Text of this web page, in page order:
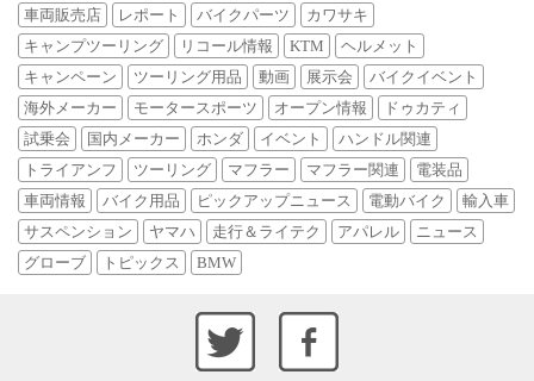
車両販売店
レポート バイクパーツ
カワサキ
キャンプツーリング
リコール情報 KTM
ヘルメット
キャンペーン
ツーリング用品 動画 展示会
バイクイベント
海外メーカー
モータースポーツ オープン情報
ドゥカティ
試乗会
国内メーカー ホンダ イベント
ハンドル関連
トライアンフ
ツーリング マフラー マフラー関連
電装品
車両情報
バイク用品 ピックアップニュース 電動バイク
輸入車
サスペンション
ヤマハ 走行＆ライテク アパレル
ニュース
グローブ
トピックス BMW